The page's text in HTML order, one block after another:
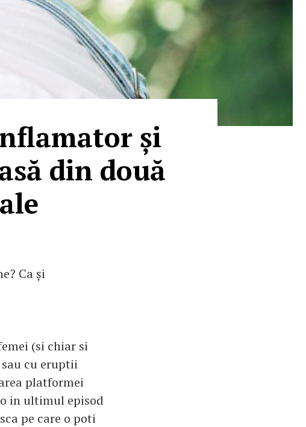
și
din două
Ca și
(si chiar si
cu eruptii
platformei
in ultimul episod
pe care o poti